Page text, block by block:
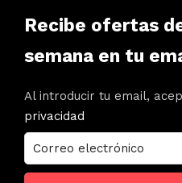
Recibe ofertas
semana en tu
Al introducir tu email,
privacidad